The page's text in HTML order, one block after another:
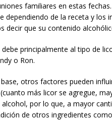
familiares en estas
dependiendo de la receta y los
decir que su contenido
debe principalmente al tipo de
o Ron.
otros factores pueden
más licor se agregue,
alcohol, por lo que, a mayor
de otros ingredientes